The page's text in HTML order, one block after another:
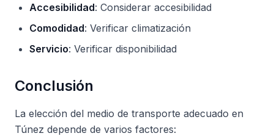
Accesibilidad: Considerar accesibilidad
Comodidad: Verificar climatización
Servicio: Verificar disponibilidad
Conclusión
La elección del medio de transporte adecuado en
Túnez depende de varios factores: